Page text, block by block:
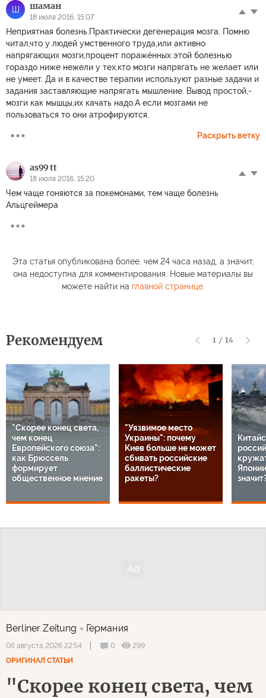
Ш шаман
18 июля 2016, 15:07
Неприятная болезнь.Практически дегенерация мозга. Помню
читал,что у людей умственного труда,или активно
напрягающих мозги,процент поражённых этой болезнью
гораздо ниже нежели у тех,кто мозги напрягать не желает или
не умеет. Да и в качестве терапии используют разные задачи и
задания заставляющие напрягать мышление. Вывод простой,-
мозги как мышцы,их качать надо.А если мозгами не
пользоваться то они атрофируются.
Раскрыть ветку
as99 tt
18 июля 2016, 15:20
Чем чаще гоняются за покемонами, тем чаще болезнь
Альцгеймера
Эта статья опубликована более, чем 24 часа назад, а значит,
она недоступна для комментирования. Новые материалы вы
можете найти на главной странице.
Рекомендуем 1 / 14
"Скорее конец света,
чем конец
Европейского союза":
как Брюссель
формирует
общественное мнение
"Уязвимое место
Украины": почему
Киев больше не может
сбивать российские
баллистические
ракеты?
Berliner Zeitung Германия
06 августа 2026 22:54 0
299
ОРИГИНАЛ СТАТЬИ
"Скорее конец света, чем